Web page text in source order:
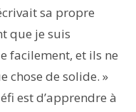
sa propre
que je suis
facilement, et ils ne
chose de solide. »
est d’apprendre à